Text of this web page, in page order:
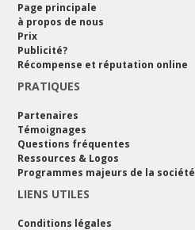
Page principale
à propos de nous
Prix
Publicité?
Récompense et réputation online
PRATIQUES
Partenaires
Témoignages
Questions fréquentes
Ressources & Logos
Programmes majeurs de la société
LIENS UTILES
Conditions légales